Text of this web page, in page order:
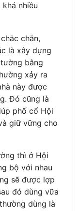
nhiều
chắn,
là xây dựng
bằng
xảy ra
này được
Đó cũng là
phố cổ Hội
giữ vững cho
thì ở Hội
bộ với nhau
sẽ được lợp
đó dùng vữa
dùng là